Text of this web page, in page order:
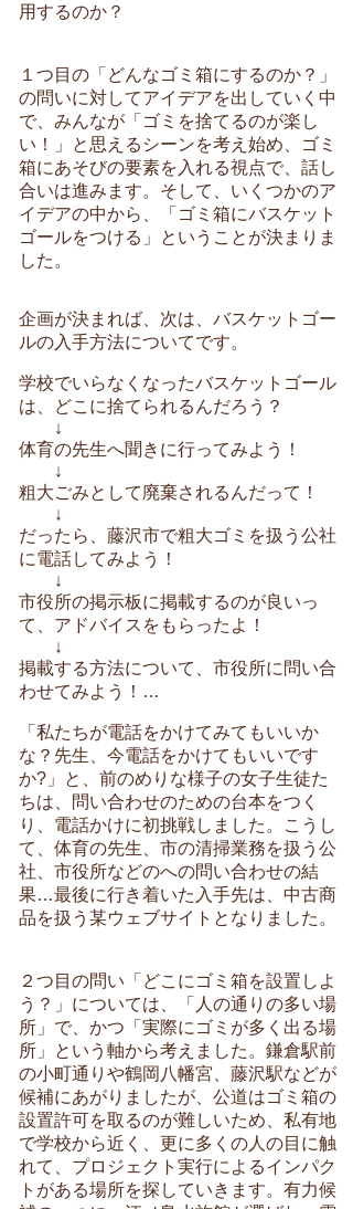
用するのか？
１つ目の「どんなゴミ箱にするのか？」
の問いに対してアイデアを出していく中
で、みんなが「ゴミを捨てるのが楽し
い！」と思えるシーンを考え始め、ゴミ
箱にあそびの要素を入れる視点で、話し
合いは進みます。そして、いくつかのア
イデアの中から、「ゴミ箱にバスケット
ゴールをつける」ということが決まりま
した。
企画が決まれば、次は、バスケットゴー
ルの入手方法についてです。
学校でいらなくなったバスケットゴール
は、どこに捨てられるんだろう？
↓
体育の先生へ聞きに行ってみよう！
↓
粗大ごみとして廃棄されるんだって！
↓
だったら、藤沢市で粗大ゴミを扱う公社
に電話してみよう！
↓
市役所の掲示板に掲載するのが良いっ
て、アドバイスをもらったよ！
↓
掲載する方法について、市役所に問い合
わせてみよう！…
「私たちが電話をかけてみてもいいか
な？先生、今電話をかけてもいいです
か?」と、前のめりな様子の女子生徒た
ちは、問い合わせのための台本をつく
り、電話かけに初挑戦しました。こうし
て、体育の先生、市の清掃業務を扱う公
社、市役所などのへの問い合わせの結
果…最後に行き着いた入手先は、中古商
品を扱う某ウェブサイトとなりました。
２つ目の問い「どこにゴミ箱を設置しよ
う？」については、「人の通りの多い場
所」で、かつ「実際にゴミが多く出る場
所」という軸から考えました。鎌倉駅前
の小町通りや鶴岡八幡宮、藤沢駅などが
候補にあがりましたが、公道はゴミ箱の
設置許可を取るのが難しいため、私有地
で学校から近く、更に多くの人の目に触
れて、プロジェクト実行によるインパク
トがある場所を探していきます。有力候